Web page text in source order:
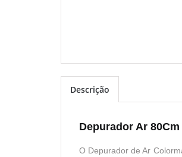
Descrição
Depurador Ar
O Depurador de Ar